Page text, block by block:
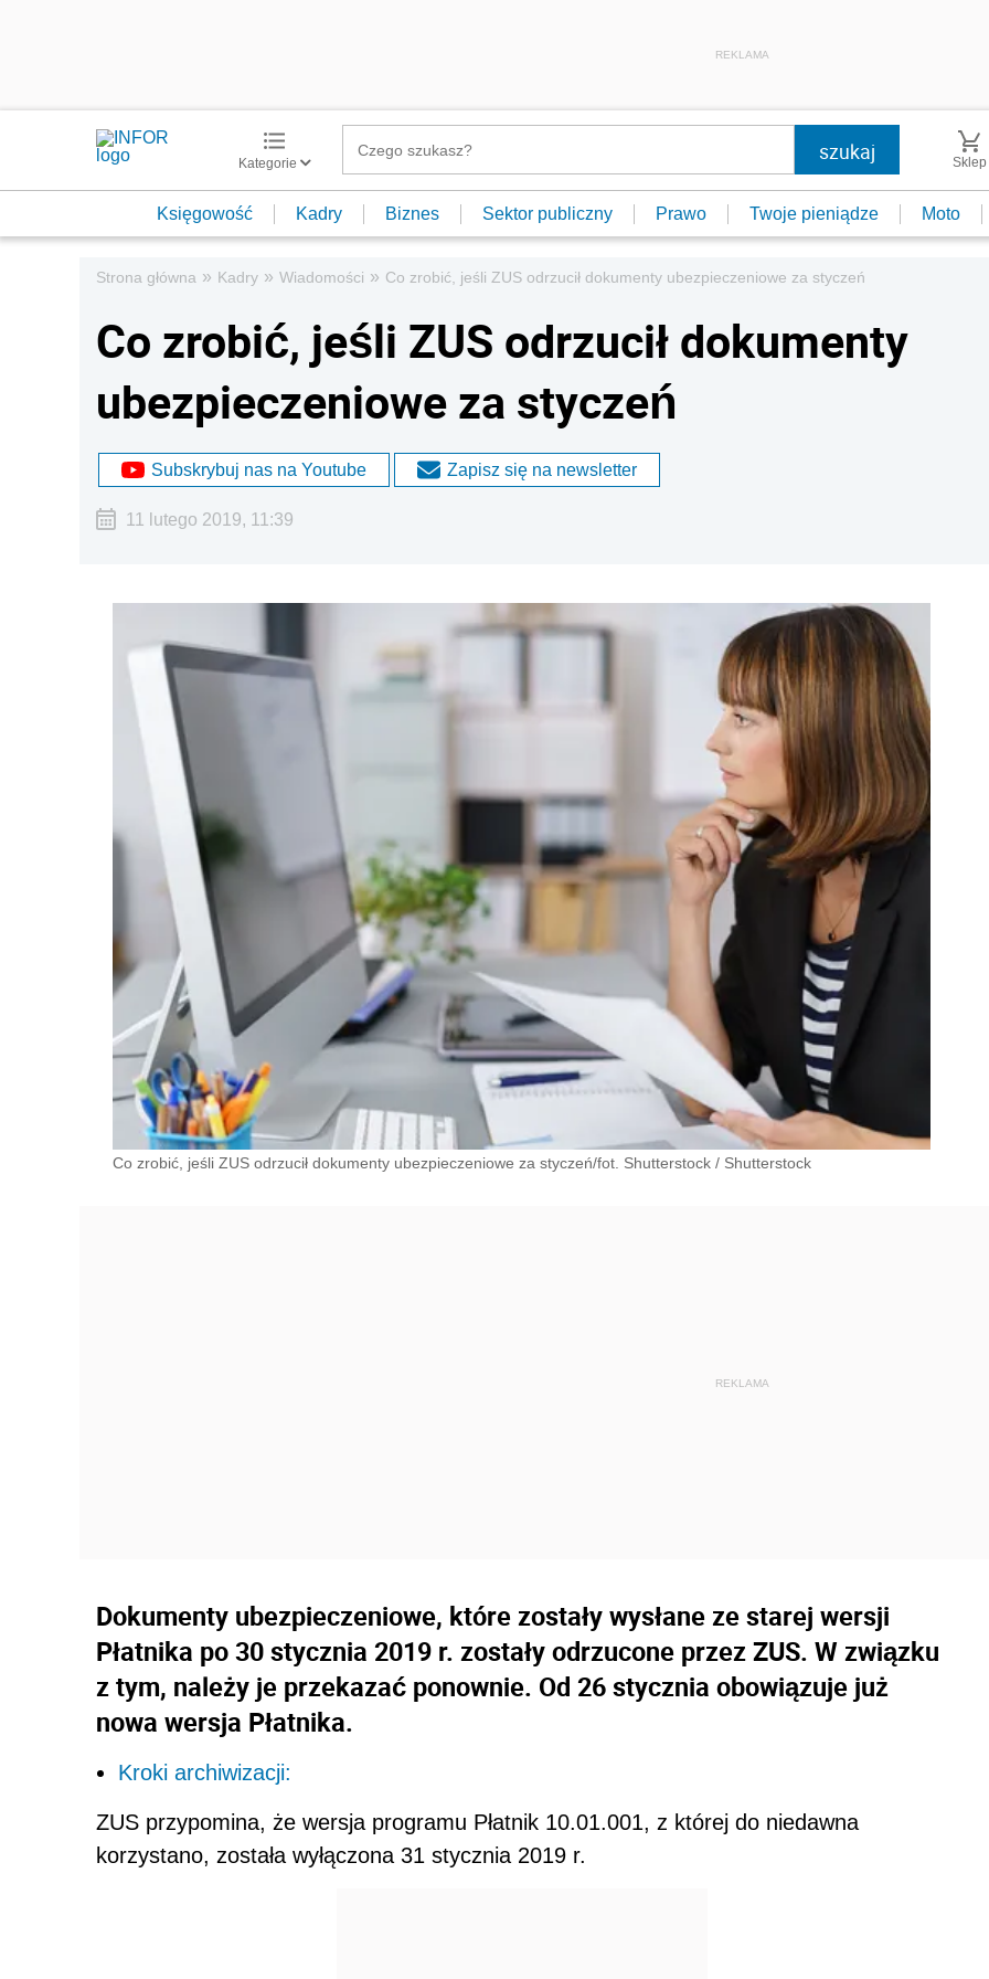
REKLAMA
Kategorie Sklep
Księgowość Kadry Biznes Sektor publiczny Prawo Twoje pieniądze Moto
Strona główna » Kadry » Wiadomości » Co zrobić, jeśli ZUS odrzucił dokumenty ubezpieczeniowe za styczeń
Co zrobić, jeśli ZUS odrzucił dokumenty
ubezpieczeniowe za styczeń
Subskrybuj nas na Youtube Zapisz się na newsletter
11 lutego 2019, 11:39
Co zrobić, jeśli ZUS odrzucił dokumenty ubezpieczeniowe za styczeń/fot. Shutterstock / Shutterstock
Dokumenty ubezpieczeniowe, które zostały wysłane ze starej wersji
Płatnika po 30 stycznia 2019 r. zostały odrzucone przez ZUS. W związku
z tym, należy je przekazać ponownie. Od 26 stycznia obowiązuje już
nowa wersja Płatnika.
Kroki archiwizacji:
ZUS przypomina, że wersja programu Płatnik 10.01.001, z której do niedawna
korzystano, została wyłączona 31 stycznia 2019 r.